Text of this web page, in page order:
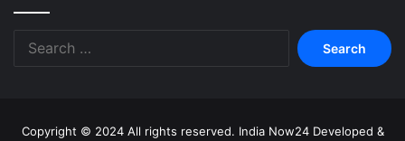
Copyright © 2024 All rights reserved. India Now24 Developed &